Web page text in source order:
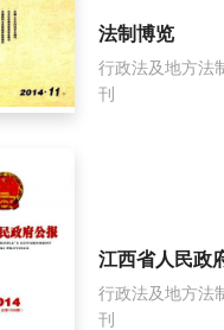
法制博览
行政法及地方法
刊
江西省人民政
行政法及地方法
刊